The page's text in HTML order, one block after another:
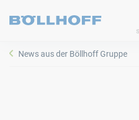
News aus der Böllhoff Gruppe